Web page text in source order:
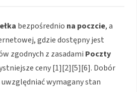
bezpośrednio na poczcie, a
gdzie dostępny jest
zgodnych z zasadami Poczty
ceny [1][2][5][6]. Dobór
wymagany stan